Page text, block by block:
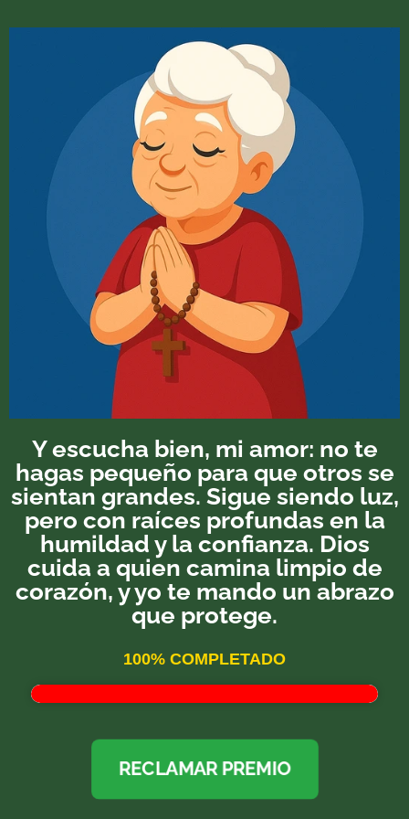
Y escucha bien, mi amor: no te
hagas pequeño para que otros se
sientan grandes. Sigue siendo luz,
pero con raíces profundas en la
humildad y la confianza. Dios
cuida a quien camina limpio de
corazón, y yo te mando un abrazo
que protege.
100% COMPLETADO
RECLAMAR PREMIO